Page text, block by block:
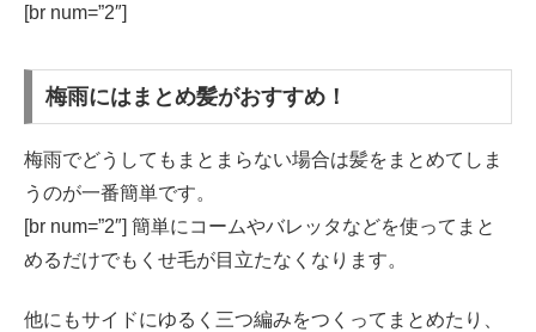
[br num=”2″]
梅雨にはまとめ髪がおすすめ！
梅雨でどうしてもまとまらない場合は髪をまとめてしま
うのが一番簡単です。
[br num=”2″] 簡単にコームやバレッタなどを使ってまと
めるだけでもくせ毛が目立たなくなります。
他にもサイドにゆるく三つ編みをつくってまとめたり、